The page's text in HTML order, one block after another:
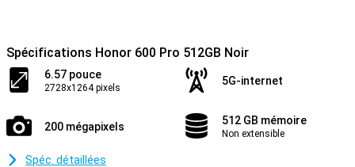
Spécifications Honor 600 Pro 512GB Noir
6.57 pouce
2728x1264 pixels
5G-internet
200 mégapixels 512 GB mémoire
Non extensible
Spéc. détaillées